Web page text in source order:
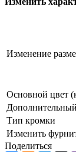
Изменение
Основной цвет
Тип кромки
Изменить
Поделиться